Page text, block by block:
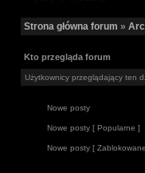
Strona główna forum »
Kto przegląda forum
Użytkownicy przeglądający ten
Nowe posty
Nowe posty [ Popularne ]
Nowe posty [